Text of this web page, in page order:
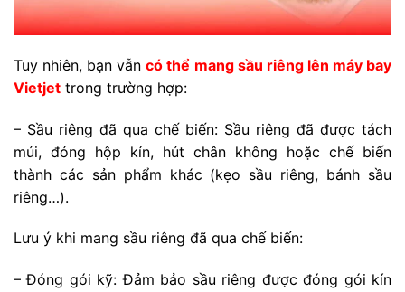
Tuy nhiên, bạn vẫncó thể mang sầu riêng lên máy bay
Vietjet trong trường hợp:
– Sầu riêng đã qua chế biến: Sầu riêng đã được tách
múi, đóng hộp kín, hút chân không hoặc chế biến
thành các sản phẩm khác (kẹo sầu riêng, bánh sầu
riêng…).
Lưu ý khi mang sầu riêng đã qua chế biến:
– Đóng gói kỹ: Đảm bảo sầu riêng được đóng gói kín